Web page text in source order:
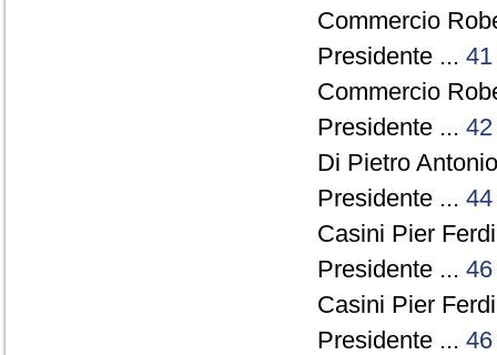
Commercio
Presidente ... 41
Commercio
Presidente ... 42
Di Pietro
Presidente ... 44
Casini Pier
Presidente ... 46
Casini Pier
Presidente ... 46